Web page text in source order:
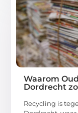
Waarom
Dordrecht
Recycling is